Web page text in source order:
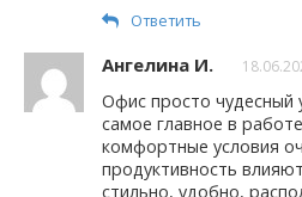
Ответить
Ангелина И.
Офис просто чудесный
самое главное в
комфортные условия
продуктивность
стильно, удобно,